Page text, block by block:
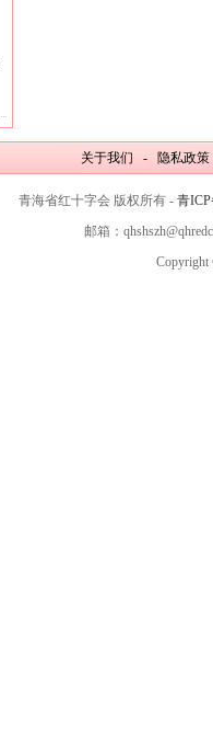
关于我们 - 隐私政
青海省红十字会 版权所有 - 青ICP
邮箱：
Copyright